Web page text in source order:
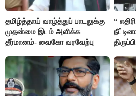
தமிழ்த்தாய் வாழ்த்துப் பாடலுக்கு
முதன்மை இடம் அளிக்க
தீர்மானம்- வைகோ வரவேற்பு
“